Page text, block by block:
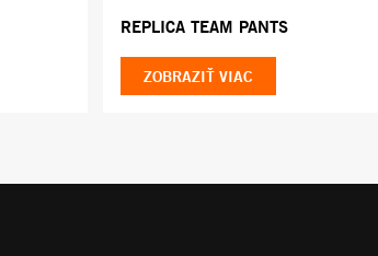
REPLICA TEAM PANTS
ZOBRAZIŤ VIAC